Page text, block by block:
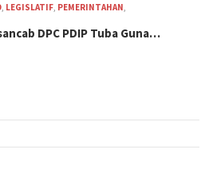
, LEGISLATIF, PEMERINTAHAN,
DPC PDIP Tuba Guna…